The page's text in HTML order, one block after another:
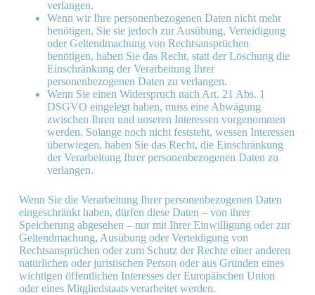
verlangen.
Wenn wir Ihre personenbezogenen Daten nicht mehr
benötigen, Sie sie jedoch zur Ausübung, Verteidigung
oder Geltendmachung von Rechtsansprüchen
benötigen, haben Sie das Recht, statt der Löschung die
Einschränkung der Verarbeitung Ihrer
personenbezogenen Daten zu verlangen.
Wenn Sie einen Widerspruch nach Art. 21 Abs. 1
DSGVO eingelegt haben, muss eine Abwägung
zwischen Ihren und unseren Interessen vorgenommen
werden. Solange noch nicht feststeht, wessen Interessen
überwiegen, haben Sie das Recht, die Einschränkung
der Verarbeitung Ihrer personenbezogenen Daten zu
verlangen.
Wenn Sie die Verarbeitung Ihrer personenbezogenen Daten
eingeschränkt haben, dürfen diese Daten – von ihrer
Speicherung abgesehen – nur mit Ihrer Einwilligung oder zur
Geltendmachung, Ausübung oder Verteidigung von
Rechtsansprüchen oder zum Schutz der Rechte einer anderen
natürlichen oder juristischen Person oder aus Gründen eines
wichtigen öffentlichen Interesses der Europäischen Union
oder eines Mitgliedstaats verarbeitet werden.